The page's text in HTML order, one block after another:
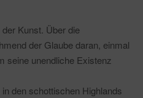
Kunst. Über die
der Glaube daran, einmal
seine unendliche Existenz
den schottischen Highlands